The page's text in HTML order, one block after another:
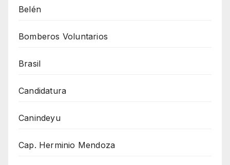
Belén
Bomberos Voluntarios
Brasil
Candidatura
Canindeyu
Cap. Herminio Mendoza